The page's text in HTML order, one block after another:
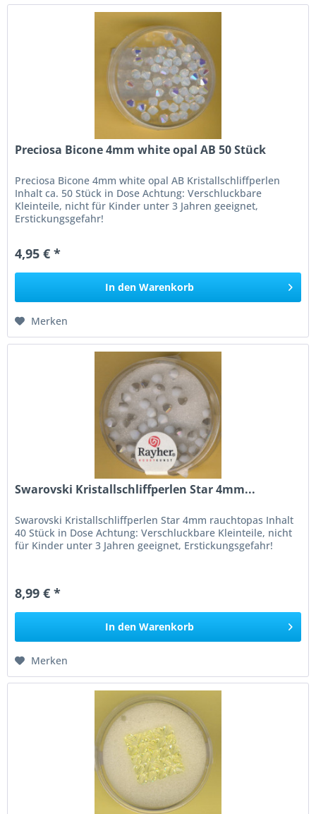
Preciosa Bicone 4mm white opal AB 50 Stück
Preciosa Bicone 4mm white opal AB Kristallschliffperlen
Inhalt ca. 50 Stück in Dose Achtung: Verschluckbare
Kleinteile, nicht für Kinder unter 3 Jahren geeignet,
Erstickungsgefahr!
4,95 € *
In den Warenkorb
Merken
Swarovski Kristallschliffperlen Star 4mm...
Swarovski Kristallschliffperlen Star 4mm rauchtopas Inhalt
40 Stück in Dose Achtung: Verschluckbare Kleinteile, nicht
für Kinder unter 3 Jahren geeignet, Erstickungsgefahr!
8,99 € *
In den Warenkorb
Merken